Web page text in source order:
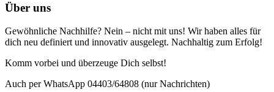
Über uns
Gewöhnliche Nachhilfe? Nein – nicht mit uns! Wir haben alles für
dich neu definiert und innovativ ausgelegt. Nachhaltig zum Erfolg!
Komm vorbei und überzeuge Dich selbst!
Auch per WhatsApp 04403/64808 (nur Nachrichten)